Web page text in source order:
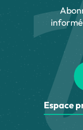
Espace